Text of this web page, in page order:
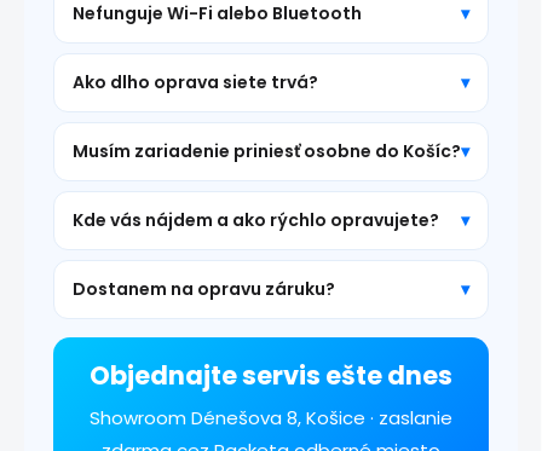
Nefunguje Wi-Fi alebo Bluetooth
Ako dlho oprava siete trvá?
Musím zariadenie priniesť osobne do Košíc?
Kde vás nájdem a ako rýchlo opravujete?
Dostanem na opravu záruku?
Objednajte servis ešte dnes
Showroom Dénešova 8, Košice · zaslanie